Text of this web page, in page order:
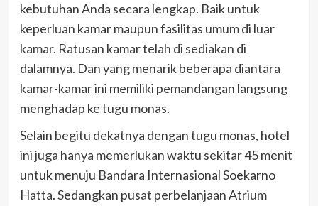
kebutuhan Anda secara lengkap. Baik untuk
keperluan kamar maupun fasilitas umum di luar
kamar. Ratusan kamar telah di sediakan di
dalamnya. Dan yang menarik beberapa diantara
kamar-kamar ini memiliki pemandangan langsung
menghadap ke tugu monas.
Selain begitu dekatnya dengan tugu monas, hotel
ini juga hanya memerlukan waktu sekitar 45 menit
untuk menuju Bandara Internasional Soekarno
Hatta. Sedangkan pusat perbelanjaan Atrium